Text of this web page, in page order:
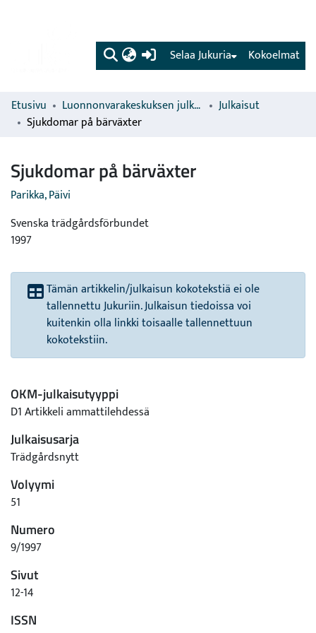
(current) Kokoelmat
Selaa Jukuria
Etusivu Luonnonvarakeskuksen julkaisut
Julkaisut
Sjukdomar på bärväxter
Sjukdomar på bärväxter
Parikka, Päivi
Svenska trädgårdsförbundet
1997
Tämän artikkelin/julkaisun kokotekstiä ei ole
tallennettu Jukuriin. Julkaisun tiedoissa voi
kuitenkin olla linkki toisaalle tallennettuun
kokotekstiin.
OKM-julkaisutyyppi
D1 Artikkeli ammattilehdessä
Julkaisusarja
Trädgårdsnytt
Volyymi
51
Numero
9/1997
Sivut
12-14
ISSN